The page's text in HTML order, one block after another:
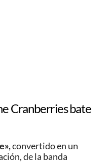
Cranberries bate
convertido en un
de la banda